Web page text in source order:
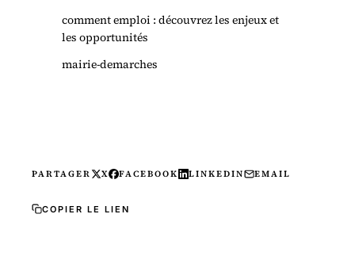
comment emploi : découvrez les enjeux et
les opportunités
mairie-demarches
PARTAGER X FACEBOOK LINKEDIN EMAIL
COPIER LE LIEN